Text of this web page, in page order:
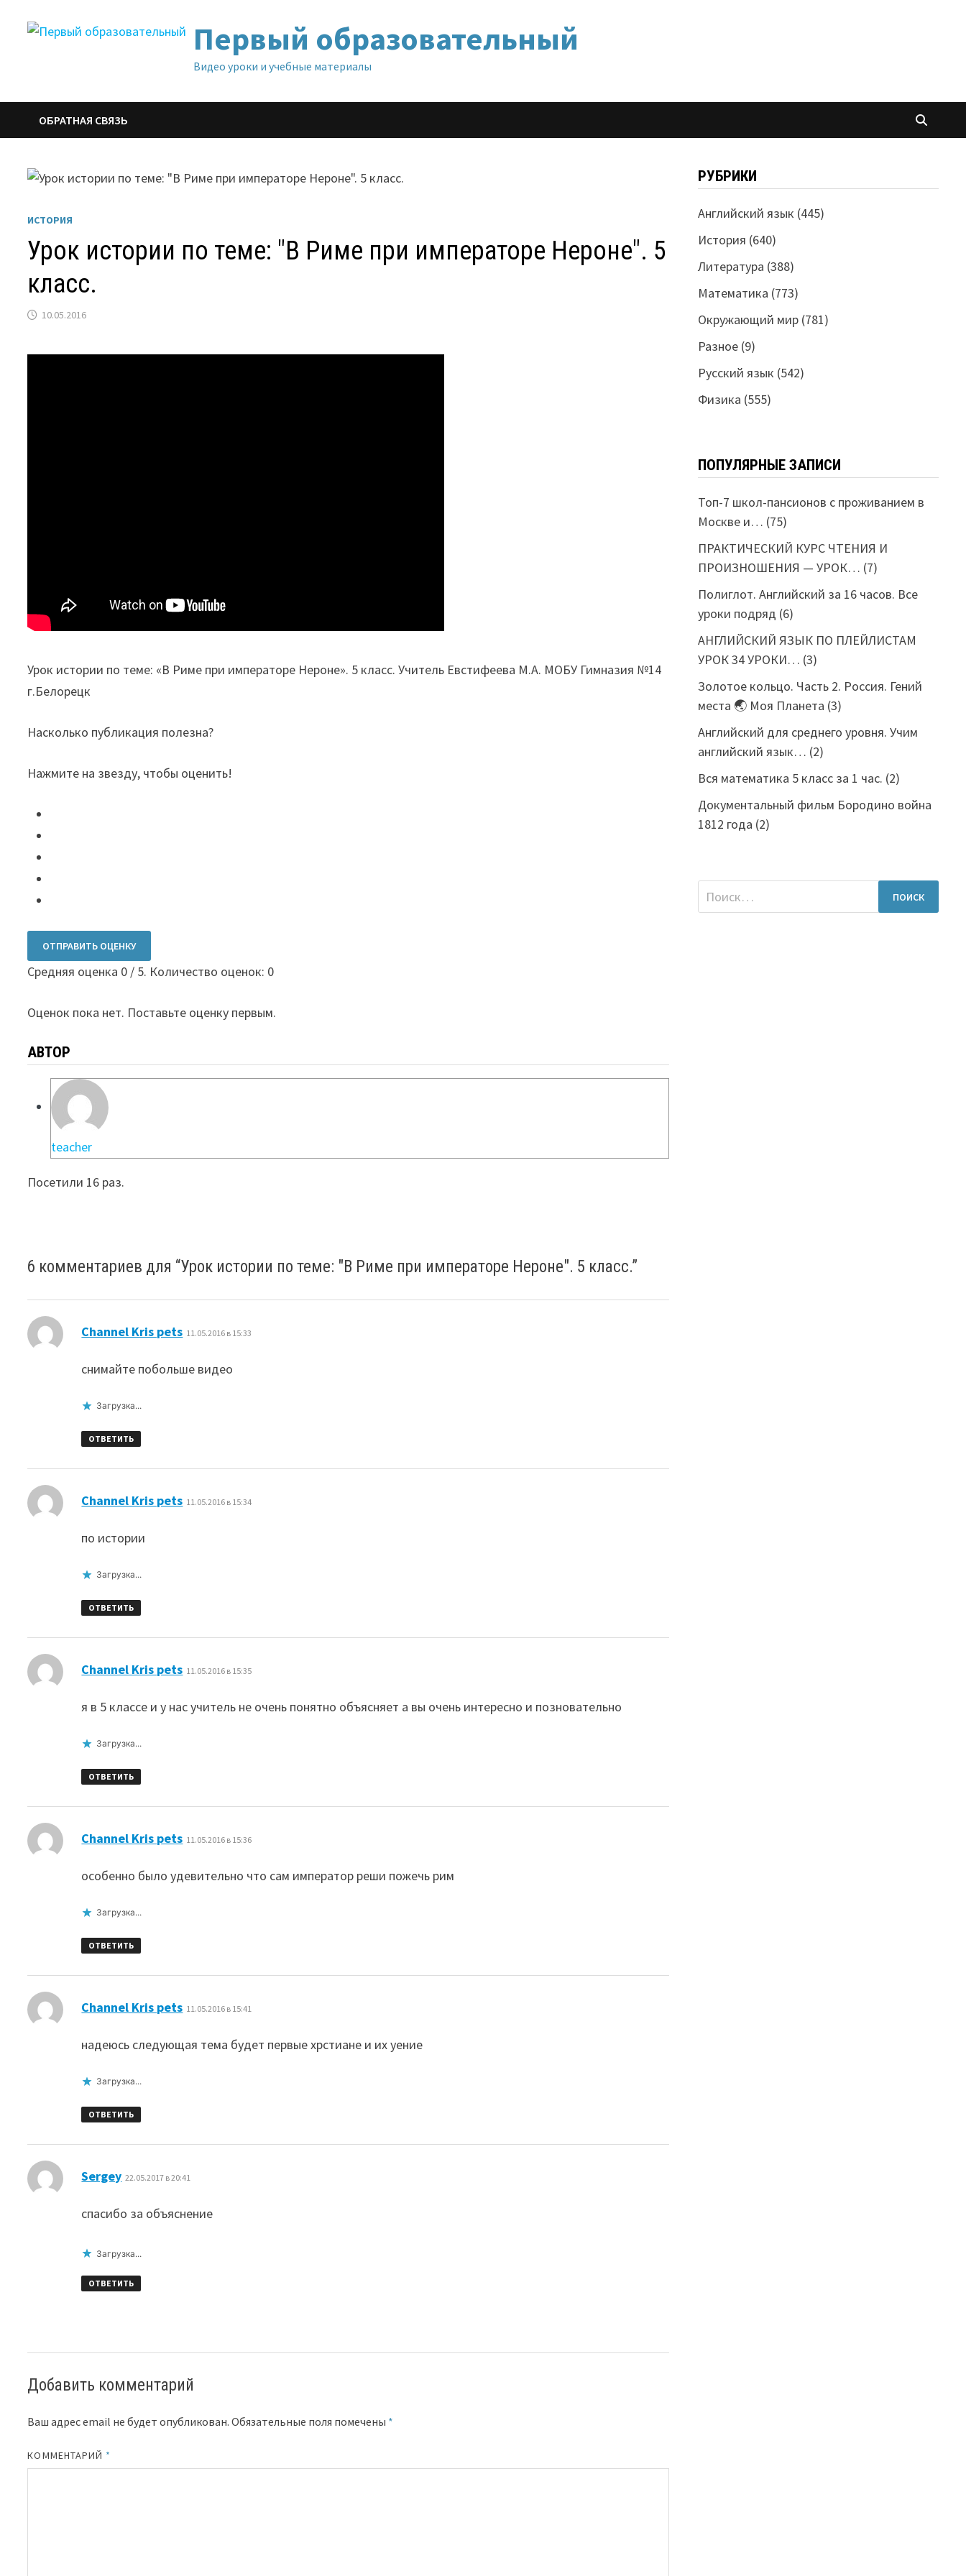
Первый образовательный
Видео уроки и учебные материалы
ОБРАТНАЯ СВЯЗЬ
ИСТОРИЯ
Урок истории по теме: "В Риме при императоре Нероне". 5
класс.
10.05.2016
Урок истории по теме: «В Риме при императоре Нероне». 5 класс. Учитель Евстифеева М.А. МОБУ Гимназия №14
г.Белорецк
Насколько публикация полезна?
Нажмите на звезду, чтобы оценить!
ОТПРАВИТЬ ОЦЕНКУ
Средняя оценка 0 / 5. Количество оценок: 0
Оценок пока нет. Поставьте оценку первым.
АВТОР
teacher
Посетили 16 раз.
6 комментариев для “Урок истории по теме: "В Риме при императоре Нероне". 5 класс.”
Channel Kris pets 11.05.2016 в 15:33
снимайте побольше видео
Загрузка...
ОТВЕТИТЬ
Channel Kris pets 11.05.2016 в 15:34
по истории
Загрузка...
ОТВЕТИТЬ
Channel Kris pets 11.05.2016 в 15:35
я в 5 классе и у нас учитель не очень понятно объясняет а вы очень интересно и позновательно
Загрузка...
ОТВЕТИТЬ
Channel Kris pets 11.05.2016 в 15:36
особенно было удевительно что сам император реши пожечь рим
Загрузка...
ОТВЕТИТЬ
Channel Kris pets 11.05.2016 в 15:41
надеюсь следующая тема будет первые хрстиане и их уение
Загрузка...
ОТВЕТИТЬ
Sergey 22.05.2017 в 20:41
спасибо за объяснение
Загрузка...
ОТВЕТИТЬ
Добавить комментарий
Ваш адрес email не будет опубликован. Обязательные поля помечены *
КОММЕНТАРИЙ *
РУБРИКИ
Английский язык (445)
История (640)
Литература (388)
Математика (773)
Окружающий мир(781)
Разное(9)
Русский язык (542)
Физика (555)
ПОПУЛЯРНЫЕ ЗАПИСИ
Топ-7 школ-пансионов с проживанием в
Москве и… (75)
ПРАКТИЧЕСКИЙ КУРС ЧТЕНИЯ И
ПРОИЗНОШЕНИЯ — УРОК… (7)
Полиглот. Английский за 16 часов. Все
уроки подряд (6)
АНГЛИЙСКИЙ ЯЗЫК ПО ПЛЕЙЛИСТАМ
УРОК 34 УРОКИ… (3)
Золотое кольцо. Часть 2. Россия. Гений
места 🌏 Моя Планета (3)
Английский для среднего уровня. Учим
английский язык… (2)
Вся математика 5 класс за 1 час. (2)
Документальный фильм Бородино война
1812 года (2)
Найти: